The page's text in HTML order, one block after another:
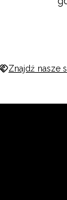
Znajdź nasze